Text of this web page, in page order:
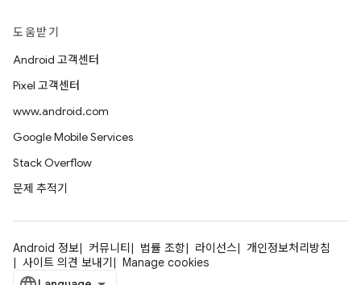
도움받기
Android 고객센터
Pixel 고객센터
www.android.com
Google Mobile Services
Stack Overflow
문제 추적기
Android 정보 커뮤니티 법률 조항 라이선스
개인정보처리방침
사이트 의견 보내기
Manage cookies